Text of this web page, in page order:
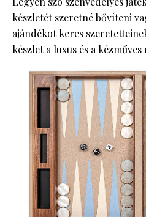
készletét szeretné bővíteni
ajándékot keres
készlet a luxus és a